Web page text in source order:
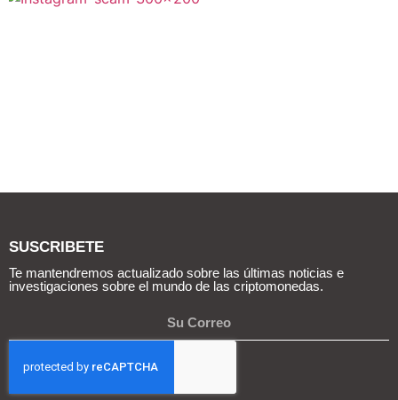
SUSCRIBETE
Te mantendremos actualizado sobre las últimas noticias e
investigaciones sobre el mundo de las criptomonedas.